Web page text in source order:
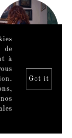
de
à
Got it